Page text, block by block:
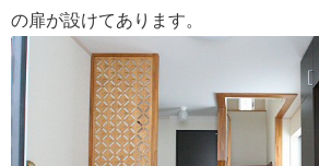
イベント
会社案内
の扉が設けてあります。